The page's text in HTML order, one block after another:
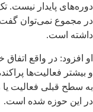
دوره‌های پایدار نیست.
در مجموع نمی‌توان گفت
داشته است.
او افزود: در واقع
و بیشتر فعالیت‌ها
به سطح قبلی فعالیت
در این حوزه شده است.